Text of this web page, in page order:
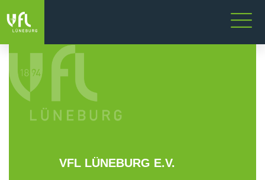
VFL LÜNEBURG E.V.